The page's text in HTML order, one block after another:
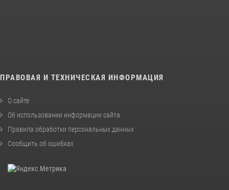
ПРАВОВАЯ И ТЕХНИЧЕСКАЯ ИНФОРМАЦИЯ
О сайте
Об использовании информации сайта
Правила обработки персональных данных
Сообщить об ошибках